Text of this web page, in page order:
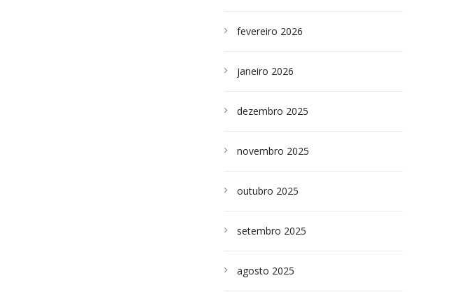
fevereiro 2026
janeiro 2026
dezembro 2025
novembro 2025
outubro 2025
setembro 2025
agosto 2025